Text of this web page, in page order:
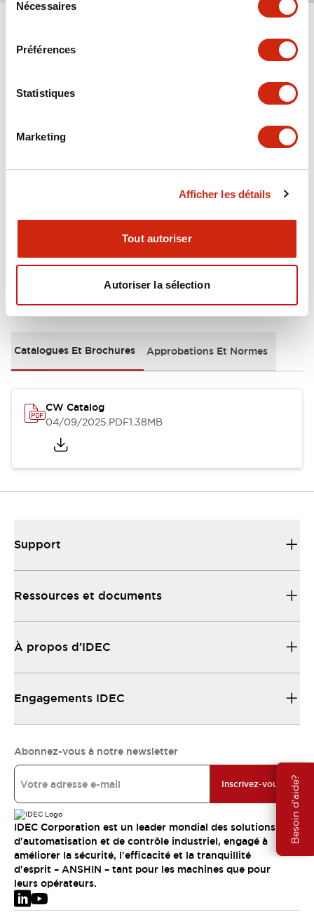
Nécessaires
Préférences
Statistiques
Marketing
Afficher les détails
Tout autoriser
Autoriser la sélection
Besoin d'aide?
Tout développer+
Functional Specifications
Mounting and Installation Specifications
Documents et fichiers
Catalogues Et Brochures Approbations Et Normes
CW Catalog
04/09/2025.PDF1.38MB
Support
Ressources et documents
À propos d’IDEC
Engagements IDEC
Abonnez-vous à notre newsletter
Inscrivez-vous
IDEC Corporation est un leader mondial des solutions
d'automatisation et de contrôle industriel, engagé à
améliorer la sécurité, l'efficacité et la tranquillité
d'esprit – ANSHIN – tant pour les machines que pour
leurs opérateurs.